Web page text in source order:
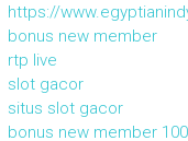
https://
bonus new member
rtp live
slot gacor
situs slot gacor
bonus new member